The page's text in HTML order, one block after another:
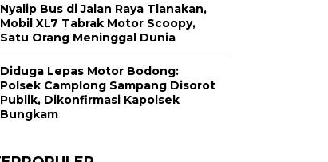
Nyalip Bus di Jalan Raya Tlanakan,
Mobil XL7 Tabrak Motor Scoopy,
Satu Orang Meninggal Dunia
Diduga Lepas Motor Bodong:
Polsek Camplong Sampang Disorot
Publik, Dikonfirmasi Kapolsek
Bungkam